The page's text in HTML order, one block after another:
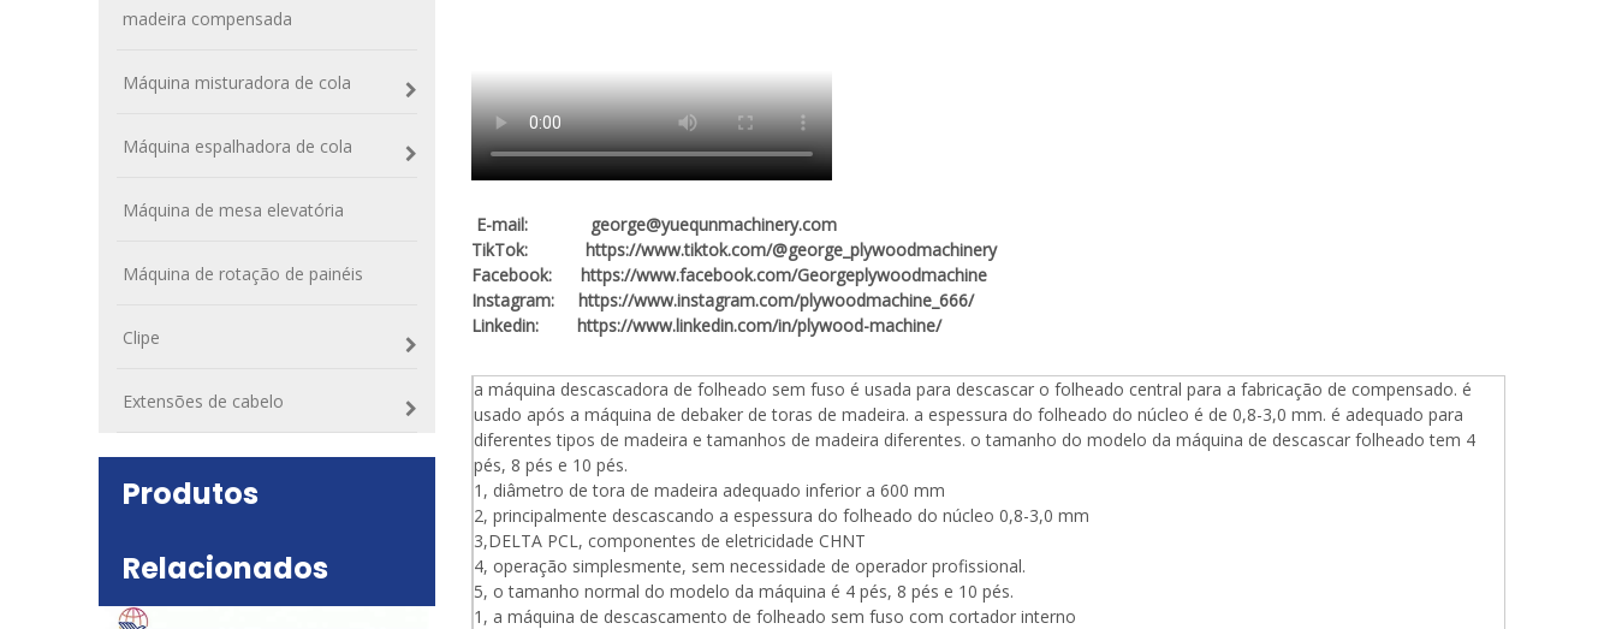
madeira compensada
Máquina misturadora de cola
Máquina espalhadora de cola
Máquina de mesa elevatória
Máquina de rotação de painéis
Clipe
Extensões de cabelo
Produtos
Relacionados
E-mail: george@yuequnmachinery.com
TikTok: https://www.tiktok.com/@george_plywoodmachinery
Facebook: https://www.facebook.com/Georgeplywoodmachine
Instagram: https://www.instagram.com/plywoodmachine_666/
Linkedin: https://www.linkedin.com/in/plywood-machine/
a máquina descascadora de folheado sem fuso é usada para descascar o folheado central para a fabricação de compensado. é
usado após a máquina de debaker de toras de madeira. a espessura do folheado do núcleo é de 0,8-3,0 mm. é adequado para
diferentes tipos de madeira e tamanhos de madeira diferentes. o tamanho do modelo da máquina de descascar folheado tem 4
pés, 8 pés e 10 pés.
1, diâmetro de tora de madeira adequado inferior a 600 mm
2, principalmente descascando a espessura do folheado do núcleo 0,8-3,0 mm
3,DELTA PCL, componentes de eletricidade CHNT
4, operação simplesmente, sem necessidade de operador profissional.
5, o tamanho normal do modelo da máquina é 4 pés, 8 pés e 10 pés.
1, a máquina de descascamento de folheado sem fuso com cortador interno